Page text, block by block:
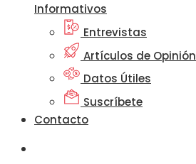
Informativos
Entrevistas
Artículos de Opinión
Datos Útiles
Suscríbete
Contacto